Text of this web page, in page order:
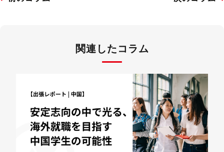
関連したコラム